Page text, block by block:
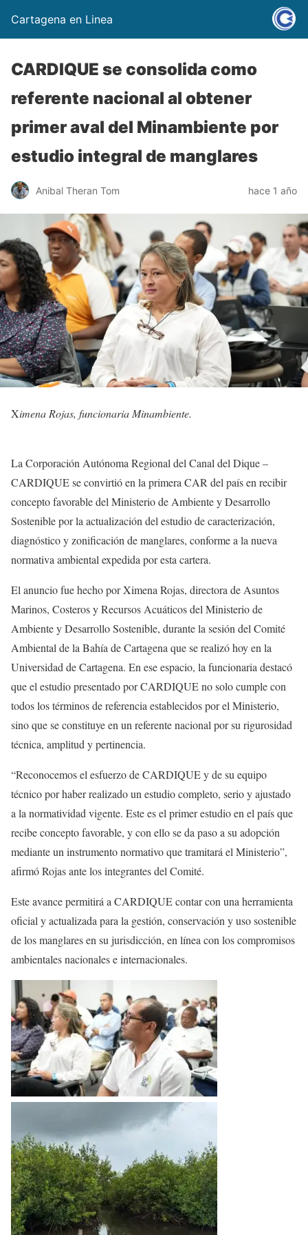
Cartagena en Linea
CARDIQUE se consolida como
referente nacional al obtener
primer aval del Minambiente por
estudio integral de manglares
Anibal Theran Tom hace 1 año
Ximena Rojas, funcionaria Minambiente.
La Corporación Autónoma Regional del Canal del Dique –
CARDIQUE se convirtió en la primera CAR del país en recibir
concepto favorable del Ministerio de Ambiente y Desarrollo
Sostenible por la actualización del estudio de caracterización,
diagnóstico y zonificación de manglares, conforme a la nueva
normativa ambiental expedida por esta cartera.
El anuncio fue hecho por Ximena Rojas, directora de Asuntos
Marinos, Costeros y Recursos Acuáticos del Ministerio de
Ambiente y Desarrollo Sostenible, durante la sesión del Comité
Ambiental de la Bahía de Cartagena que se realizó hoy en la
Universidad de Cartagena. En ese espacio, la funcionaria destacó
que el estudio presentado por CARDIQUE no solo cumple con
todos los términos de referencia establecidos por el Ministerio,
sino que se constituye en un referente nacional por su rigurosidad
técnica, amplitud y pertinencia.
“Reconocemos el esfuerzo de CARDIQUE y de su equipo
técnico por haber realizado un estudio completo, serio y ajustado
a la normatividad vigente. Este es el primer estudio en el país que
recibe concepto favorable, y con ello se da paso a su adopción
mediante un instrumento normativo que tramitará el Ministerio”,
afirmó Rojas ante los integrantes del Comité.
Este avance permitirá a CARDIQUE contar con una herramienta
oficial y actualizada para la gestión, conservación y uso sostenible
de los manglares en su jurisdicción, en línea con los compromisos
ambientales nacionales e internacionales.